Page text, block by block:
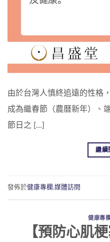
由於台灣人慎終追遠的性格
成為繼春節（農曆新年）、
節日之 […]
繼續
發佈於健康專欄 ,媒體訪問
健康專
【預防心肌